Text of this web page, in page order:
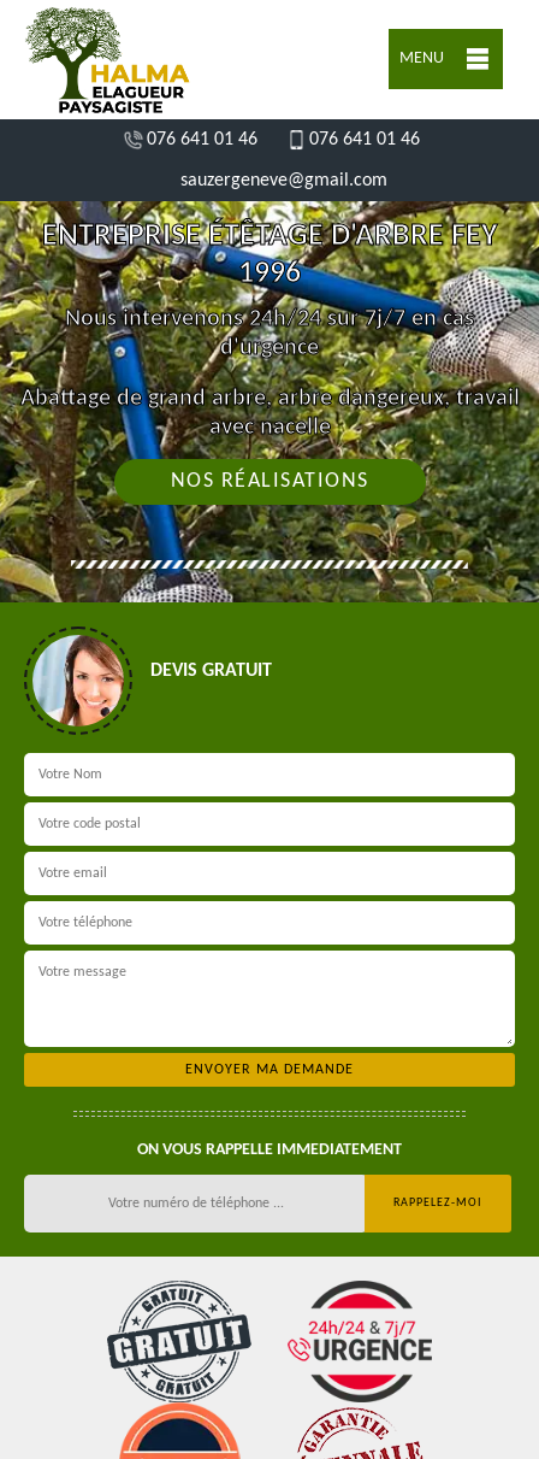
MENU
076 641 01 46 076 641 01 46
sauzergeneve@gmail.com
ENTREPRISE ÉTÊTAGE D'ARBRE FEY
1996
Nous intervenons 24h/24 sur 7j/7 en cas
d'urgence
Abattage de grand arbre, arbre dangereux, travail
avec nacelle
NOS RÉALISATIONS
DEVIS GRATUIT
ON VOUS RAPPELLE IMMEDIATEMENT